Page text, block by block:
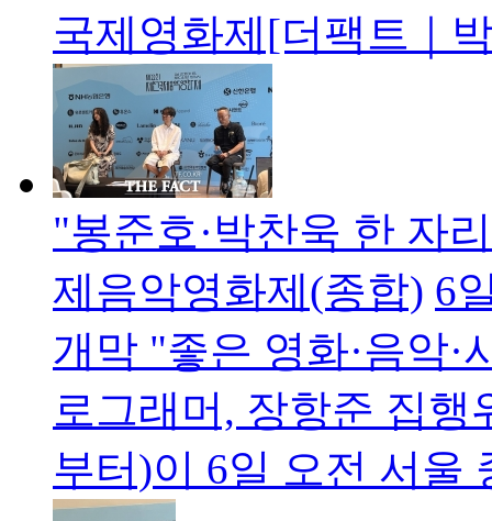
국제영화제[더팩트｜
"봉준호·박찬욱 한 자
제음악영화제(종합) 6
개막 "좋은 영화·음악
로그래머, 장항준 집행
부터)이 6일 오전 서울